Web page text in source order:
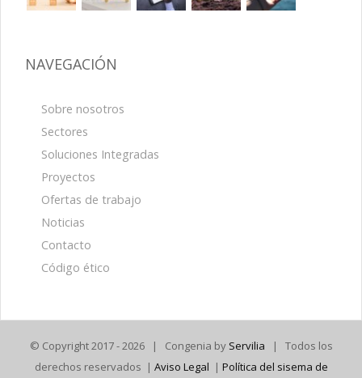
NAVEGACIÓN
Sobre nosotros
Sectores
Soluciones Integradas
Proyectos
Ofertas de trabajo
Noticias
Contacto
Código ético
© Copyright 2017 -2026 | Congenia by Servilia | Todos los
derechos reservados | Aviso Legal | Política del sisema de